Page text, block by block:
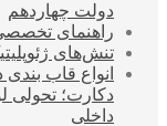
دولت چهاردهم
راهنمای
تنش‌های
انواع قاب
دکارت؛ تحولی
داخلی